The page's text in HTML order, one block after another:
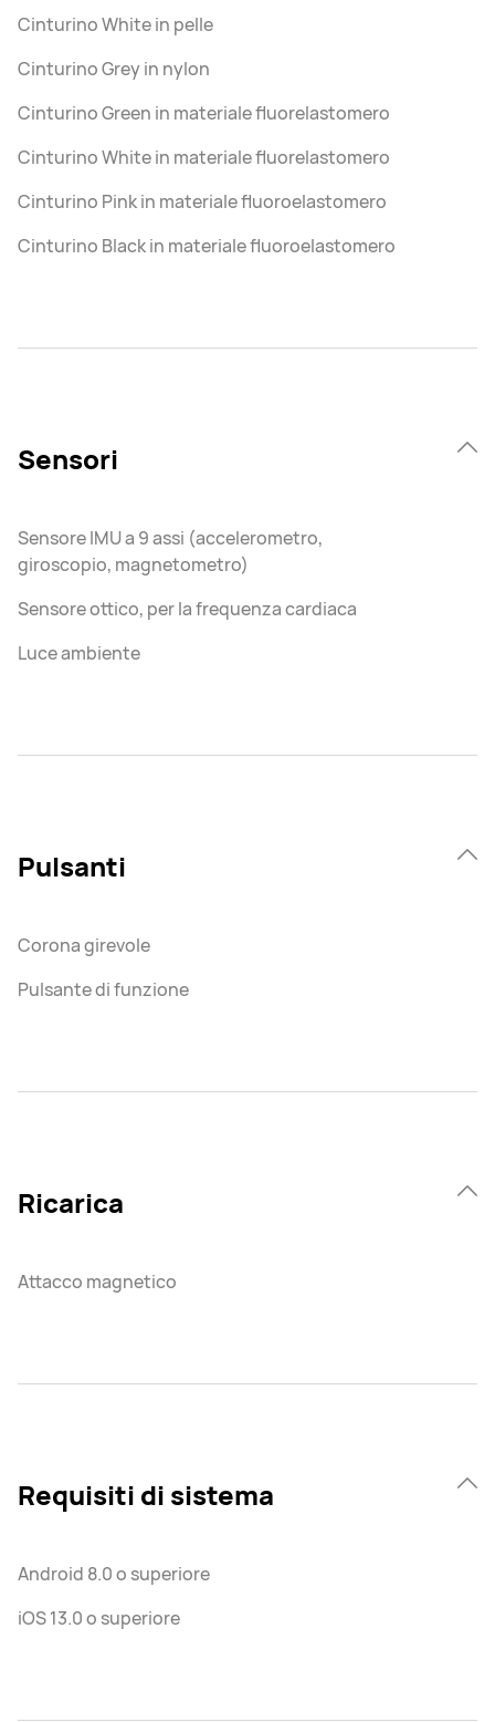
Cinturino White in pelle
Cinturino Grey in nylon
Cinturino Green in materiale fluorelastomero
Cinturino White in materiale fluorelastomero
Cinturino Pink in materiale fluoroelastomero
Cinturino Black in materiale fluoroelastomero
Sensori
Sensore IMU a 9 assi (accelerometro,
giroscopio, magnetometro)
Sensore ottico, per la frequenza cardiaca
Luce ambiente
Pulsanti
Corona girevole
Pulsante di funzione
Ricarica
Attacco magnetico
Requisiti di sistema
Android 8.0 o superiore
iOS 13.0 o superiore